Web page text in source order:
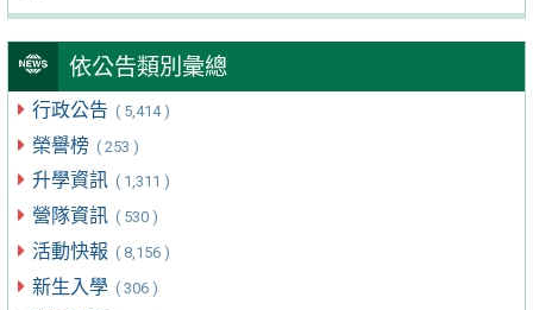
依公告類別彙總
行政公告 ( 5,414 )
榮譽榜 ( 253 )
升學資訊 ( 1,311 )
營隊資訊 ( 530 )
活動快報 ( 8,156 )
新生入學 ( 306 )